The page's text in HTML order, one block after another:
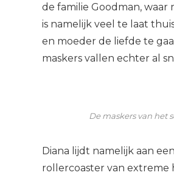
de familie Goodman, waar
is namelijk veel te laat
en moeder de liefde te
maskers vallen echter al
De maskers van het
Diana lijdt namelijk aan
rollercoaster van extreme